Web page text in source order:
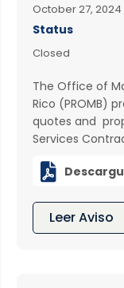
October 27, 2024
Status
Closed
The Office of
Rico (PROMB)
quotes and
Services

Leer Aviso